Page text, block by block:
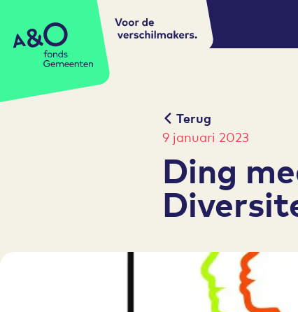
A&O fonds Gemeenten
Voor de
verschilmakers.
Terug
9 januari 2023
Ding